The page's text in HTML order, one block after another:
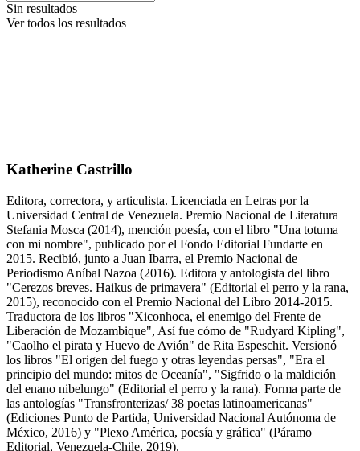
Sin resultados
Ver todos los resultados
Katherine Castrillo
Editora, correctora, y articulista. Licenciada en Letras por la
Universidad Central de Venezuela. Premio Nacional de Literatura
Stefania Mosca (2014), mención poesía, con el libro "Una totuma
con mi nombre", publicado por el Fondo Editorial Fundarte en
2015. Recibió, junto a Juan Ibarra, el Premio Nacional de
Periodismo Aníbal Nazoa (2016). Editora y antologista del libro
"Cerezos breves. Haikus de primavera" (Editorial el perro y la rana,
2015), reconocido con el Premio Nacional del Libro 2014-2015.
Traductora de los libros "Xiconhoca, el enemigo del Frente de
Liberación de Mozambique", Así fue cómo de "Rudyard Kipling",
"Caolho el pirata y Huevo de Avión" de Rita Espeschit. Versionó
los libros "El origen del fuego y otras leyendas persas", "Era el
principio del mundo: mitos de Oceanía", "Sigfrido o la maldición
del enano nibelungo" (Editorial el perro y la rana). Forma parte de
las antologías "Transfronterizas/ 38 poetas latinoamericanas"
(Ediciones Punto de Partida, Universidad Nacional Autónoma de
México, 2016) y "Plexo América, poesía y gráfica" (Páramo
Editorial, Venezuela-Chile, 2019).